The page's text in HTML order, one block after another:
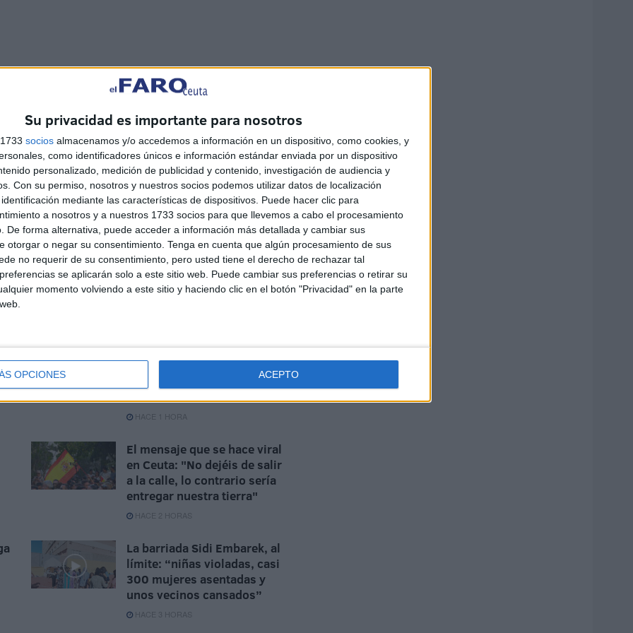
Su privacidad es importante para nosotros
socios almacenamos y/o accedemos a información en un dispositivo, como cookies, y
como identificadores únicos e información estándar enviada por un dispositivo
personalizado, medición de publicidad y contenido, investigación de audiencia y
Con su permiso, nosotros y nuestros socios podemos utilizar datos de localización
mediante las características de dispositivos. Puede hacer clic para
a nosotros y a nuestros 1733 socios para que llevemos a cabo el procesamiento
De forma alternativa, puede acceder a información más detallada y cambiar sus
otorgar o negar su consentimiento. Tenga en cuenta que algún procesamiento de sus
no requerir de su consentimiento, pero usted tiene el derecho de rechazar tal
se aplicarán solo a este sitio web. Puede cambiar sus preferencias o retirar su
momento volviendo a este sitio y haciendo clic en el botón "Privacidad" en la parte
OPCIONES ACEPTO
mucha mercadotecnia que se siga vendiendo. Sin
pérdida suponga un toque de atención para los
Solo, Darth Vader, sables de luz y tantos otros
para la que será la ya legendaria antes de su
en la gran Star Wars. No hay que ser un genio para
en las colas de las salas comerciales y más
vuelta atrás la anunciada desvinculación? ¿Tendrá
de convencerle? Aparentemente, la edad, el
cuatro décadas triunfantes en Hollywood instan a
con incentivos no artísticos. Veremos…
La Cámara de Comercio de
Ceuta crea la Oficina de
frente a la crisis
HACE 1 HORA
El mensaje que se hace viral
en Ceuta: "No dejéis de salir
a la calle, lo contrario sería
entregar nuestra tierra"
HACE 2 HORAS
La barriada Sidi Embarek, al
límite: “niñas violadas, casi
300 mujeres asentadas y
unos vecinos cansados”
HACE 3 HORAS